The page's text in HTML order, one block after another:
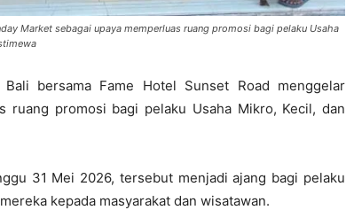
Market sebagai upaya memperluas ruang promosi bagi pelaku Usaha
Bali bersama Fame Hotel Sunset Road menggelar
ruang promosi bagi pelaku Usaha Mikro, Kecil, dan
31 Mei 2026, tersebut menjadi ajang bagi pelaku
kepada masyarakat dan wisatawan.